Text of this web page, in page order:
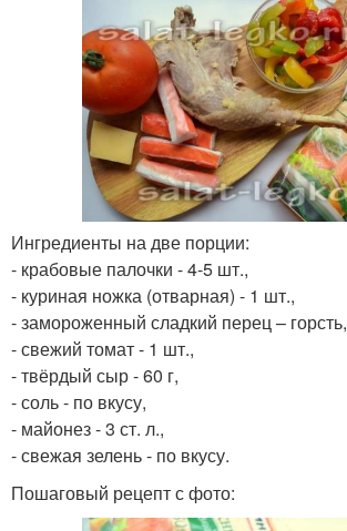
Ингредиенты на две порции:
- крабовые палочки - 4-5 шт.,
- куриная ножка (отварная) - 1 шт.,
- замороженный сладкий перец – горсть,
- свежий томат - 1 шт.,
- твёрдый сыр - 60 г,
- соль - по вкусу,
- майонез - 3 ст. л.,
- свежая зелень - по вкусу.
Пошаговый рецепт с фото: